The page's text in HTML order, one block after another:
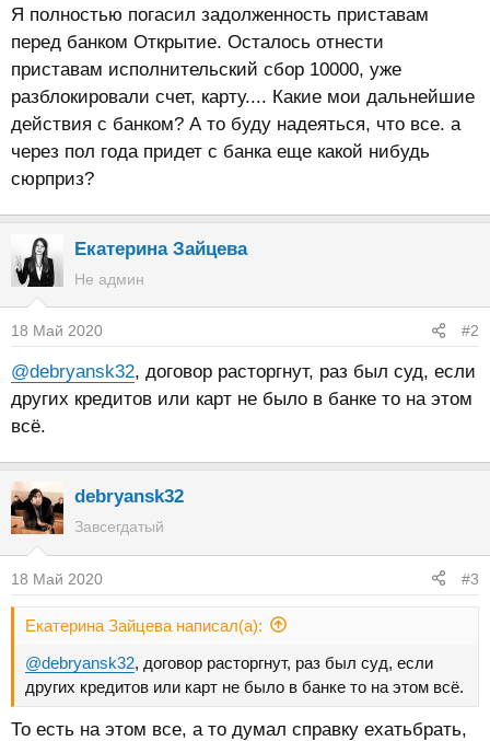
м
ы
а
л
а
Я полностью погасил задолженность приставам
перед банком Открытие. Осталось отнести
приставам исполнительский сбор 10000, уже
разблокировали счет, карту.... Какие мои дальнейшие
действия с банком? А то буду надеяться, что все. а
через пол года придет с банка еще какой нибудь
сюрприз?
Екатерина Зайцева
Не админ
18 Май 2020 #2
@debryansk32, договор расторгнут, раз был суд, если
других кредитов или карт не было в банке то на этом
всё.
debryansk32
Завсегдатый
18 Май 2020 #3
Екатерина Зайцева написал(а):
@debryansk32, договор расторгнут, раз был суд, если
других кредитов или карт не было в банке то на этом всё.
То есть на этом все, а то думал справку ехатьбрать,